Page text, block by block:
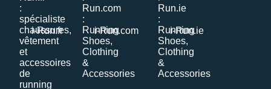
i-Run.fr i-Run.com i-Run.ie